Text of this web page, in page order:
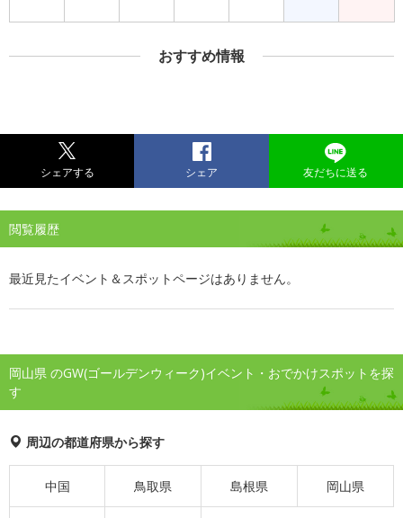
おすすめ情報
シェアする シェア 友だちに送る
閲覧履歴
最近見たイベント＆スポットページはありません。
岡山県 のGW(ゴールデンウィーク)イベント・おでかけスポットを探
す
周辺の都道府県から探す
中国 鳥取県 島根県 岡山県